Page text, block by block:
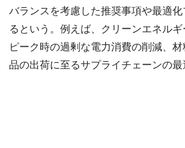
バランスを考慮した推奨事項や最適
るという。例えば、クリーンエネルギ
ピーク時の過剰な電力消費の削減、
品の出荷に至るサプライチェーンの最